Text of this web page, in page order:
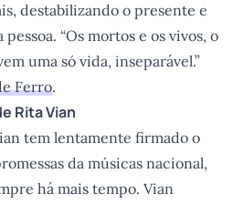
destabilizando o presente e
“Os mortos e os vivos, o
uma só vida, inseparável.”
Ferro.
Rita Vian
tem lentamente firmado o
da músicas nacional,
há mais tempo. Vian